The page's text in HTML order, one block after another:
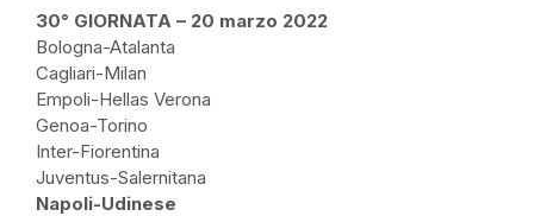
30° GIORNATA – 20 marzo 2022
Bologna-Atalanta
Cagliari-Milan
Empoli-Hellas Verona
Genoa-Torino
Inter-Fiorentina
Juventus-Salernitana
Napoli-Udinese